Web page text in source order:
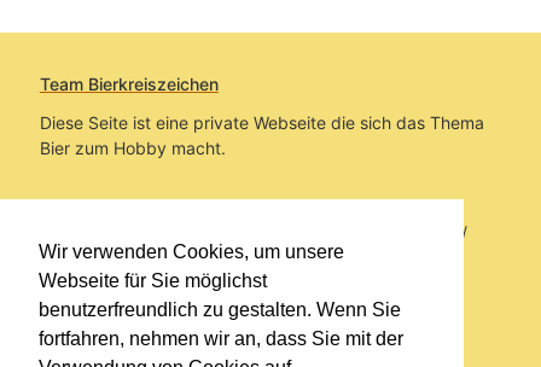
Wir verwenden Cookies, um unsere
Webseite für Sie möglichst
benutzerfreundlich zu gestalten. Wenn Sie
fortfahren, nehmen wir an, dass Sie mit der
Team Bierkreiszeichen
Diese Seite ist eine private Webseite die sich das Thema
Bier zum Hobby macht.
Sie befinden sich auf https://www.bierkreiszeichen.at/
im Pfad:Bierkreiszeichen/Gesammelte Biere
Erstellt: 2026-08-06